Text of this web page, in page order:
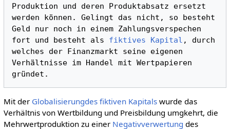
Produktion und deren Produktabsatz ersetzt
werden können. Gelingt das nicht, so besteht
Geld nur noch in einem Zahlungsverspechen
fort und besteht als fiktives Kapital , durch
welches der Finanzmarkt seine eigenen
Verhältnisse im Handel mit Wertpapieren
Mit der Globalisierungdes fiktiven Kapitalswurde das
Verhältnis von Wertbildung und Preisbildung umgkehrt, die
Mehrwertproduktion zu einer Negativverwertung des